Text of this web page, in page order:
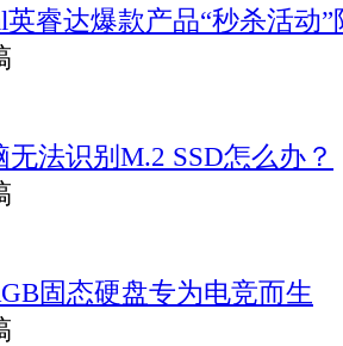
英睿达爆款产品“秒杀活动
法识别M.2 SSD怎么办？
固态硬盘专为电竞而生